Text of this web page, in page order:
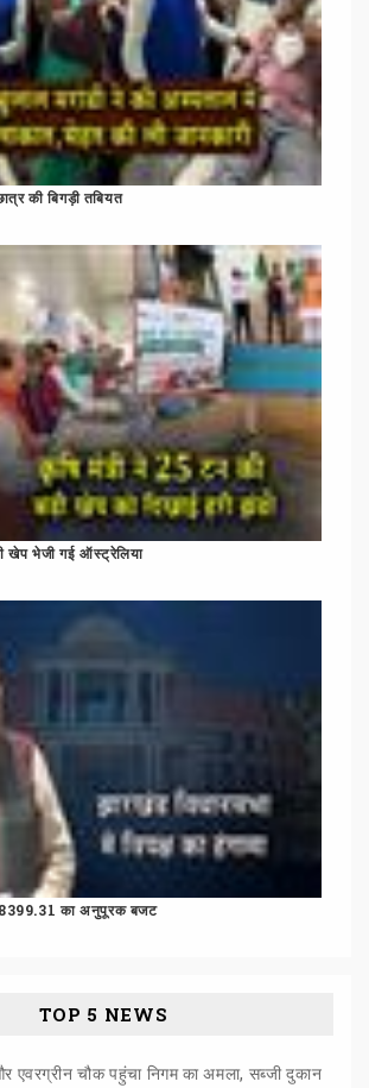
की बिगड़ी तबियत
खेप भेजी गई ऑस्ट्रेलिया
8399.31 का अनुपूरक बजट
TOP 5 NEWS
एवरग्रीन चौक पहुंचा निगम का अमला, सब्जी दुकान